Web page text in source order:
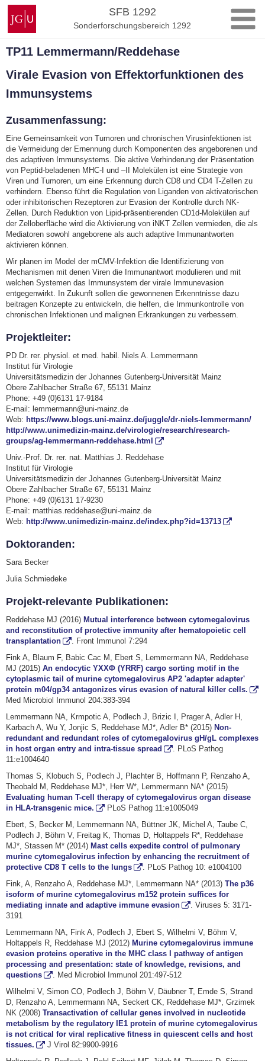
Zum
Inhalt
springen
Johannes
Gutenberg-
Universität
Mainz
SFB 1292
Sonderforschungsbereich 1292
TP11 Lemmermann/Reddehase
Virale Evasion von Effektorfunktionen des
Immunsystems
Zusammenfassung:
Eine Gemeinsamkeit von Tumoren und chronischen Virusinfektionen ist
die Vermeidung der Ernennung durch Komponenten des angeborenen und
des adaptiven Immunsystems. Die aktive Verhinderung der Präsentation
von Peptid-beladenen MHC-I und –II Molekülen ist eine Strategie von
Viren und Tumoren, um eine Erkennung durch CD8 und CD4 T-Zellen zu
verhindern. Ebenso führt die Regulation von Liganden von aktivatorischen
oder inhibitorischen Rezeptoren zur Evasion der Kontrolle durch NK-
Zellen. Durch Reduktion von Lipid-präsentierenden CD1d-Molekülen auf
der Zelloberfläche wird die Aktivierung von iNKT Zellen vermieden, die als
Mediatoren sowohl angeborene als auch adaptive Immunantworten
aktivieren können.
Wir planen im Model der mCMV-Infektion die Identifizierung von
Mechanismen mit denen Viren die Immunantwort modulieren und mit
welchen Systemen das Immunsystem der virale Immunevasion
entgegenwirkt. In Zukunft sollen die gewonnenen Erkenntnisse dazu
beitragen Konzepte zu entwickeln, die helfen, die Immunkontrolle von
chronischen Infektionen und malignen Erkrankungen zu verbessern.
Projektleiter:
PD Dr. rer. physiol. et med. habil. Niels A. Lemmermann
Institut für Virologie
Universitätsmedizin der Johannes Gutenberg-Universität Mainz
Obere Zahlbacher Straße 67, 55131 Mainz
Phone: +49 (0)6131 17-9184
E-mail: lemmermann@uni-mainz.de
Web: https://www.blogs.uni-mainz.de/juggle/dr-niels-lemmermann/
http://www.unimedizin-mainz.de/virologie/research/research-
groups/ag-lemmermann-reddehase.html
Univ.-Prof. Dr. rer. nat. Matthias J. Reddehase
Institut für Virologie
Universitätsmedizin der Johannes Gutenberg-Universität Mainz
Obere Zahlbacher Straße 67, 55131 Mainz
Phone: +49 (0)6131 17-9230
E-mail: matthias.reddehase@uni-mainz.de
Web: http://www.unimedizin-mainz.de/index.php?id=13713
Doktoranden:
Sara Becker
Julia Schmiedeke
Projekt-relevante Publikationen:
Reddehase MJ (2016) Mutual interference between cytomegalovirus
and reconstitution of protective immunity after hematopoietic cell
transplantation
. Front Immunol 7:294
Fink A, Blaum F, Babic Cac M, Ebert S, Lemmermann NA, Reddehase
MJ (2015) An endocytic YXXΦ (YRRF) cargo sorting motif in the
cytoplasmic tail of murine cytomegalovirus AP2 'adapter adapter'
protein m04/gp34 antagonizes virus evasion of natural killer cells.
Med Microbiol Immunol 204:383-394
Lemmermann NA, Krmpotic A, Podlech J, Brizic I, Prager A, Adler H,
Karbach A, Wu Y, Jonjic S, Reddehase MJ*, Adler B* (2015) Non-
redundant and redundant roles of cytomegalovirus gH/gL complexes
in host organ entry and intra-tissue spread
. PLoS Pathog
11:e1004640
Thomas S, Klobuch S, Podlech J, Plachter B, Hoffmann P, Renzaho A,
Theobald M, Reddehase MJ*, Herr W*, Lemmermann NA* (2015)
Evaluating human T-cell therapy of cytomegalovirus organ disease
in HLA-transgenic mice.
PLoS Pathog 11:e1005049
Ebert, S, Becker M, Lemmermann NA, Büttner JK, Michel A, Taube C,
Podlech J, Böhm V, Freitag K, Thomas D, Holtappels R*, Reddehase
MJ*, Stassen M* (2014) Mast cells expedite control of pulmonary
murine cytomegalovirus infection by enhancing the recruitment of
protective CD8 T cells to the lungs
. PLoS Pathog 10: e1004100
Fink, A, Renzaho A, Reddehase MJ*, Lemmermann NA* (2013) The p36
isoform of murine cytomegalovirus m152 protein suffices for
mediating innate and adaptive immune evasion
. Viruses 5: 3171-
3191
Lemmermann NA, Fink A, Podlech J, Ebert S, Wilhelmi V, Böhm V,
Holtappels R, Reddehase MJ (2012) Murine cytomegalovirus immune
evasion proteins operative in the MHC class I pathway of antigen
processing and presentation: state of knowledge, revisions, and
questions
. Med Microbiol Immunol 201:497-512
Wilhelmi V, Simon CO, Podlech J, Böhm V, Däubner T, Emde S, Strand
D, Renzaho A, Lemmermann NA, Seckert CK, Reddehase MJ*, Grzimek
NK (2008) Transactivation of cellular genes involved in nucleotide
metabolism by the regulatory IE1 protein of murine cytomegalovirus
is not critical for viral replicative fitness in quiescent cells and host
tissues.
J Virol 82:9900-9916